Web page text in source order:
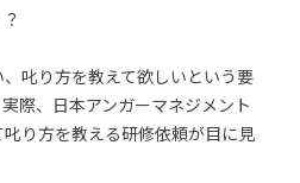
叱り方を教えて欲しいという要
際、日本アンガーマネジメント
り方を教える研修依頼が目に見